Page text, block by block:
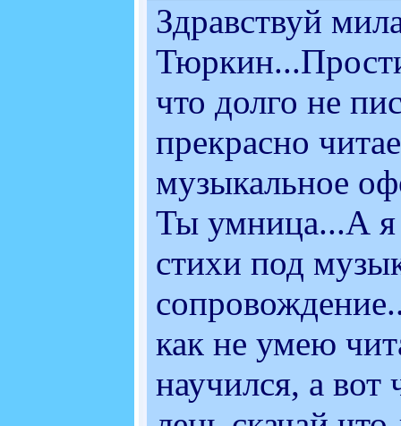
Здравствуй
что долго не
прекрасно
музыкальное
Ты умница...А я
стихи под
как не умею
научился, а вот